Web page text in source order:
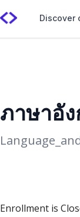
Discover
ภาษาอั
Enrollment is